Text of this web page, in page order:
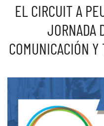
EL CIRCUIT A
JORNADA
COMUNICACIÓN